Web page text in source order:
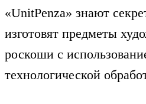
«UnitPenza» знают
изготовят предметы
роскоши с
технологической